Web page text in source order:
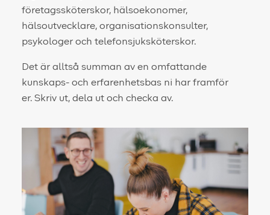
företagssköterskor, hälsoekonomer,
hälsoutvecklare, organisationskonsulter,
psykologer och telefonsjuksköterskor.
Det är alltså summan av en omfattande
kunskaps- och erfarenhetsbas ni har framför
er. Skriv ut, dela ut och checka av.